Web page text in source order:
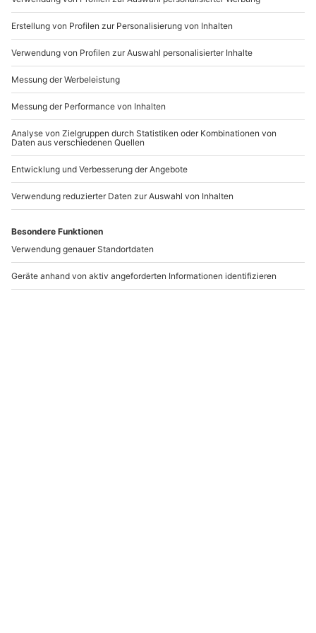
b2b@mydays.de
www.b2b.mydays.de/
Artikelnummer:25406
Andere Produkte entdecken
-15% CLUB DEAL
Weinseminar Perg
Weinseminar mit